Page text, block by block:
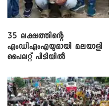
35 ലക്ഷത്തിന്റെ
എംഡിഎംഎയുമായി മലയാളി
പൈലറ്റ് പിടിയിൽ